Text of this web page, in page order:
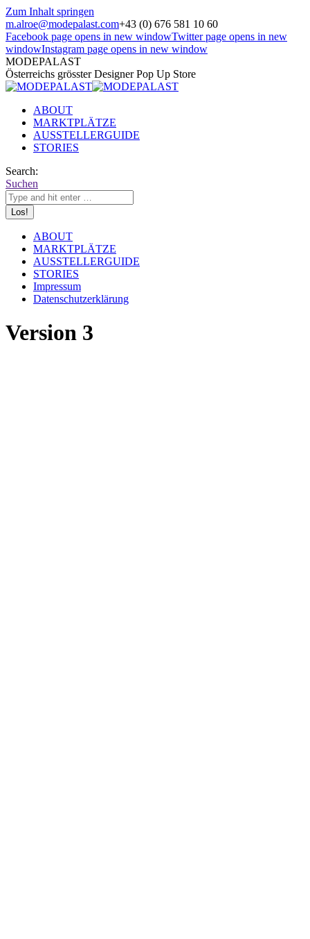
Zum Inhalt springen
m.alroe@modepalast.com+43 (0) 676 581 10 60
Facebook page opens in new windowTwitter page opens in new
windowInstagram page opens in new window
MODEPALAST
Österreichs grösster Designer Pop Up Store
ABOUT
MARKTPLÄTZE
AUSSTELLERGUIDE
STORIES
Search:
Suchen
ABOUT
MARKTPLÄTZE
AUSSTELLERGUIDE
STORIES
Impressum
Datenschutzerklärung
Version 3